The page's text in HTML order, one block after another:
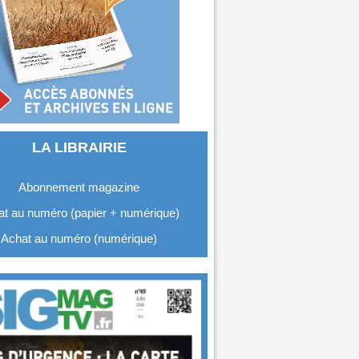
LA LIBRAIRIE
Abonnement magazine
au numéro (papier + numérique)
Achat au numéro (numérique)